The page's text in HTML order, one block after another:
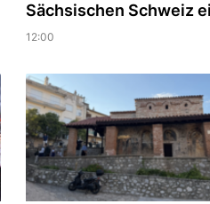
Sächsischen Schweiz
12:00